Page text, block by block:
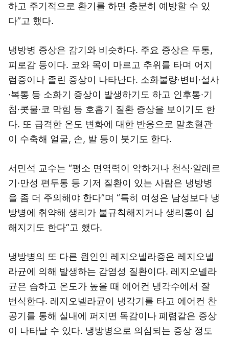
하고 주기적으로 환기를 하면 충분히 예방할 수 있
다”고 했다.
냉방병 증상은 감기와 비슷하다. 주요 증상은 두통,
피로감 등이다. 코와 목이 마르고 추위를 타며 어지
럼증이나 졸린 증상이 나타난다. 소화불량·변비·설사
·복통 등 소화기 증상이 발생하기도 하고 인후통·기
침·콧물·코 막힘 등 호흡기 질환 증상을 보이기도 한
다. 또 급격한 온도 변화에 대한 반응으로 말초혈관
이 수축해 얼굴, 손, 발 등이 붓기도 한다.
서민석 교수는 “평소 면역력이 약하거나 천식·알레르
기·만성 편두통 등 기저 질환이 있는 사람은 냉방병
을 좀 더 주의해야 한다”며 “특히 여성은 남성보다 냉
방병에 취약해 생리가 불규칙해지거나 생리통이 심
해지기도 한다”고 했다.
냉방병의 또 다른 원인인 레지오넬라증은 레지오넬
라균에 의해 발생하는 감염성 질환이다. 레지오넬라
균은 습하고 온도가 높을 때 에어컨 냉각수에서 잘
번식한다. 레지오넬라균이 냉각기를 타고 에어컨 찬
공기를 통해 실내에 퍼지면 독감이나 폐렴같은 증상
이 나타날 수 있다. 냉방병으로 의심되는 증상 정도